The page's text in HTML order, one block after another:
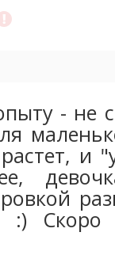
- не
и
Скоро